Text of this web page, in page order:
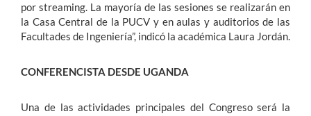
por streaming. La mayoría de las sesiones se realizarán en
la Casa Central de la PUCV y en aulas y auditorios de las
Facultades de Ingeniería”, indicó la académica Laura Jordán.
CONFERENCISTA DESDE UGANDA
Una de las actividades principales del Congreso será la